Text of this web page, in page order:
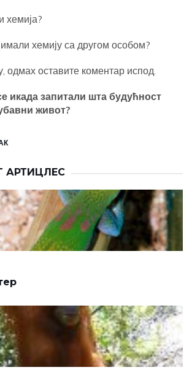
хемија?
хемију са другом особом?
одмах оставите коментар испод.
икада запитали шта будућност
живот?
АРТИЦЛЕС